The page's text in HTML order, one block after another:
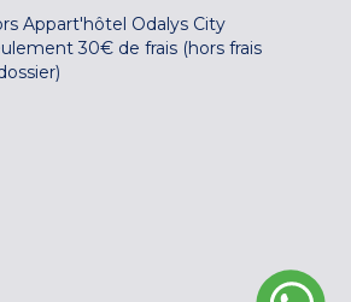
Appart'hôtel Odalys City
30€ de frais (hors frais